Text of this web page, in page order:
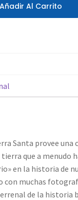
Añadir Al Carrito
Santa provee una
que a menudo
en la historia de
con muchas
de la historia